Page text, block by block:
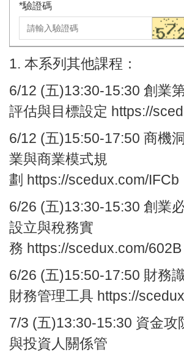
*驗證碼
1. 本系列其他課程：
6/12 (五)13:30-15:30 創業
評估與目標設定 https://
6/12 (五)15:50-17:50 商機
業與商業模式規
劃 https://scedux.com/IFCb
6/26 (五)13:30-15:30 創業
設立與稅務實
務 https://scedux.com/602B
6/26 (五)15:50-17:50 財務
財務管理工具 https://
7/3 (五)13:30-15:30 資金攻
與投資人關係管